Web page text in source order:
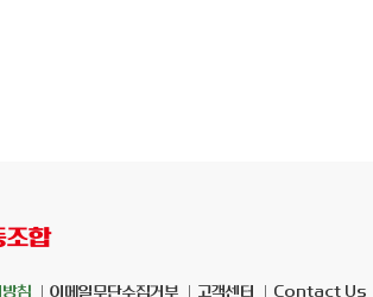
침 이메일무단수집거부 고객센터 Contact Us